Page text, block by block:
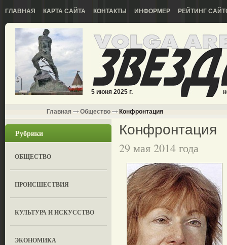
ГЛАВНАЯ КАРТА САЙТА КОНТАКТЫ ИНФОРМЕР РЕЙТИНГ
5 июня 2025 г.
Главная Общество Конфронтация
Рубрики
ОБЩЕСТВО
ПРОИСШЕСТВИЯ
КУЛЬТУРА И ИСКУССТВО
ЭКОНОМИКА
Конфронтация
29 мая 2014 года